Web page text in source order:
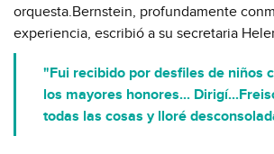
orquesta.Bernstein, profundamente
experiencia, escribió a su secretaria
"Fui recibido por desfiles de niños
los mayores honores...
todas las cosas y lloré